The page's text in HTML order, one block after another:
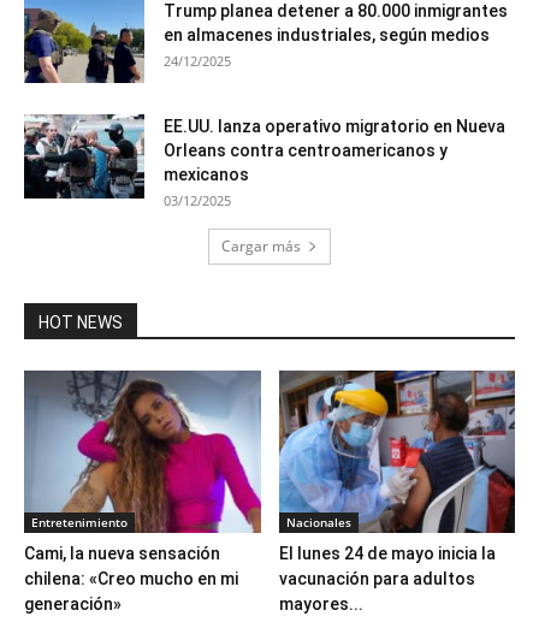
Trump planea detener a 80.000 inmigrantes
en almacenes industriales, según medios
24/12/2025
EE.UU. lanza operativo migratorio en Nueva
Orleans contra centroamericanos y
mexicanos
03/12/2025
Cargar más
HOT NEWS
Entretenimiento
Cami, la nueva sensación
chilena: «Creo mucho en mi
generación»
Nacionales
El lunes 24 de mayo inicia la
vacunación para adultos
mayores...